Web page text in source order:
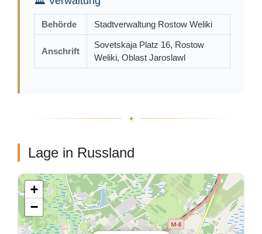
Behörde Stadtverwaltung Rostow Weliki
Anschrift
Sovetskaja Platz 16, Rostow
Weliki, Oblast Jaroslawl
Lage in Russland
+
−